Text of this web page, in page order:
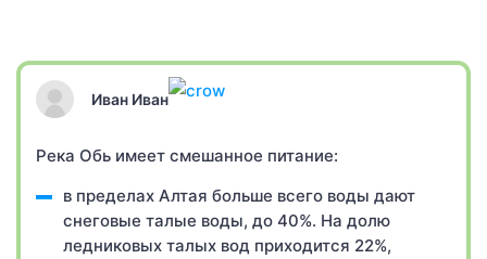
Иван Иван
Река Обь имеет смешанное питание:
в пределах Алтая больше всего воды дают
снеговые талые воды, до 40%. На долю
ледниковых талых вод приходится 22%,